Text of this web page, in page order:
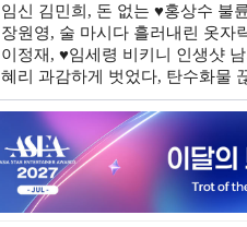
임신 김민희, 돈 없는 ♥홍상수 불
장원영, 술 마시다 흘러내린 옷
이정재, ♥임세령 비키니 인생샷
혜리 과감하게 벗었다, 탄수화물